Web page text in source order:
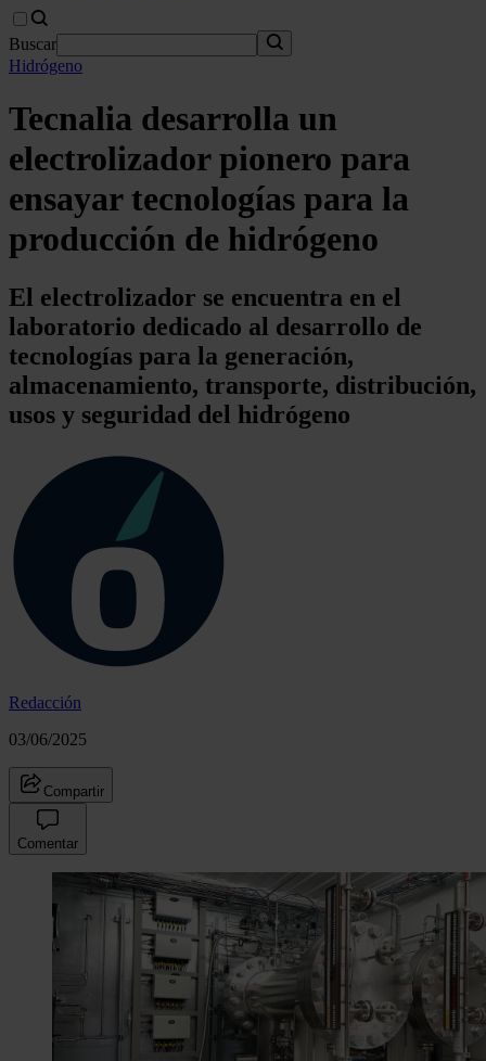
Buscar
Hidrógeno
Tecnalia desarrolla un
electrolizador pionero para
ensayar tecnologías para la
producción de hidrógeno
El electrolizador se encuentra en el
laboratorio dedicado al desarrollo de
tecnologías para la generación,
almacenamiento, transporte, distribución,
usos y seguridad del hidrógeno
Redacción
03/06/2025
Compartir
Comentar